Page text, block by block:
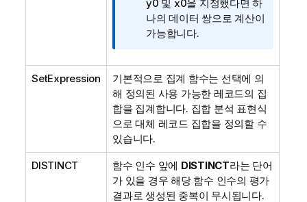
y0 및 x0을 지정했다면 하
나의 데이터 쌍으로 계산이
가능합니다.
SetExpression
기본적으로 집계 함수는 선택에 의
해 정의된 사용 가능한 레코드의 집
합을 집계합니다. 집합 분석 표현식
으로 대체 레코드 집합을 정의할 수
있습니다.
DISTINCT 함수 인수 앞에 DISTINCT라는 단어
가 있을 경우 해당 함수 인수의 평가
결과로 생성된 중복이 무시됩니다.